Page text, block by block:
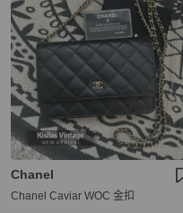
Chanel
Chanel Caviar WOC 金扣